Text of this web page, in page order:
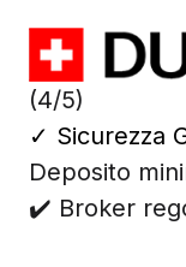
(4/5)
✓ Sicurezza
Deposito
✔️ Broker